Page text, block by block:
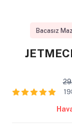
Bacasız